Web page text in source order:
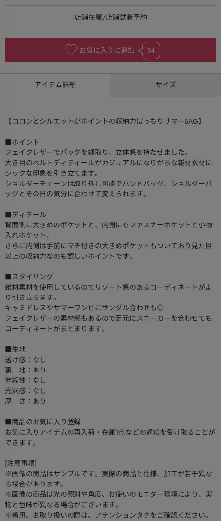
お気に入りに追加 94
アイテム詳細 サイズ
【コロンとシルエットがポイントの収納力ばっちりサマーBAG】
■ポイント
フェイクレザーでバッグを縁取り、立体感を持たせました。
大き目のベルトディティールがカジュアルになりがちな雑材素材に
シックな印象を引き立てます。
ショルダーチェーンは取り外し可能でハンドバッグ、ショルダーバ
ッグとその日の気分に合わせて変えられます。
■ディテール
背面側に大きめのポケットと、内側にもファスナーポケットと小物
入れポケット、
さらに内側は手前にマチ付きの大きめポケットもついており見た目
以上の収納力なのも嬉しいポイントです。
■スタイリング
雑材素材を使用しているのでリゾート感のあるコーディネートがよ
り引き立ちます。
キャミドレスやサマーワンピにサンダル合わせも◎
フェイクレザーの素材感もあるので足元にスニーカーを合わせても
コーディネートがまとまります。
■生地
透け感：なし
裏 地：あり
伸縮性：なし
光沢感：なし
厚 さ：あり
■商品のお気に入り登録
お気に入りアイテムの再入荷・在庫1点などの通知を受け取ることが
できます。
[注意事項]
※画像の商品はサンプルです。実際の商品と仕様、加工が若干異な
る場合があります。
※画像の商品は光の照射や角度、お使いのモニター環境により、実
物と色味が異なる場合がございます。
※着用、お取り扱いの際は、アテンションタグをご確認ください。